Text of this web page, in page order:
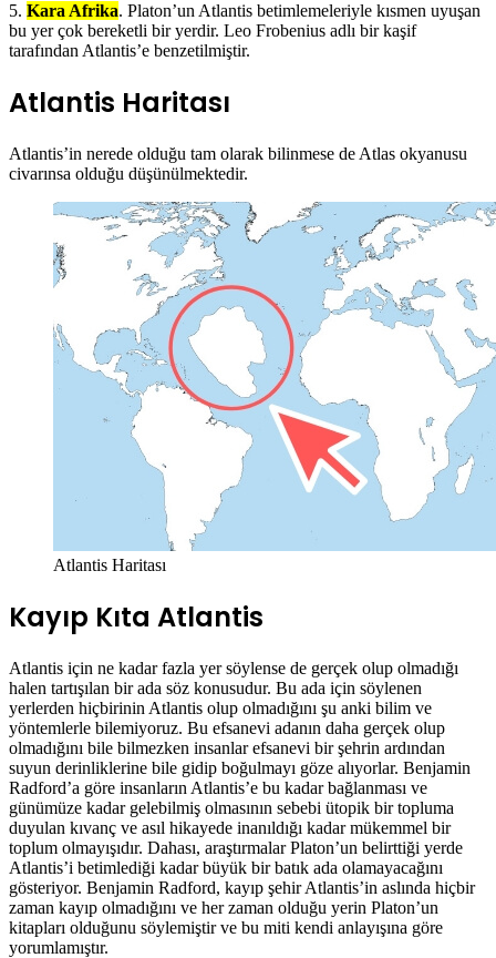
5. Kara Afrika. Platon’un Atlantis betimlemeleriyle kısmen uyuşan
bu yer çok bereketli bir yerdir. Leo Frobenius adlı bir kaşif
tarafından Atlantis’e benzetilmiştir.
Atlantis Haritası
Atlantis’in nerede olduğu tam olarak bilinmese de Atlas okyanusu
civarınsa olduğu düşünülmektedir.
Atlantis Haritası
Kayıp Kıta Atlantis
Atlantis için ne kadar fazla yer söylense de gerçek olup olmadığı
halen tartışılan bir ada söz konusudur. Bu ada için söylenen
yerlerden hiçbirinin Atlantis olup olmadığını şu anki bilim ve
yöntemlerle bilemiyoruz. Bu efsanevi adanın daha gerçek olup
olmadığını bile bilmezken insanlar efsanevi bir şehrin ardından
suyun derinliklerine bile gidip boğulmayı göze alıyorlar. Benjamin
Radford’a göre insanların Atlantis’e bu kadar bağlanması ve
günümüze kadar gelebilmiş olmasının sebebi ütopik bir topluma
duyulan kıvanç ve asıl hikayede inanıldığı kadar mükemmel bir
toplum olmayışıdır. Dahası, araştırmalar Platon’un belirttiği yerde
Atlantis’i betimlediği kadar büyük bir batık ada olamayacağını
gösteriyor. Benjamin Radford, kayıp şehir Atlantis’in aslında hiçbir
zaman kayıp olmadığını ve her zaman olduğu yerin Platon’un
kitapları olduğunu söylemiştir ve bu miti kendi anlayışına göre
yorumlamıştır.